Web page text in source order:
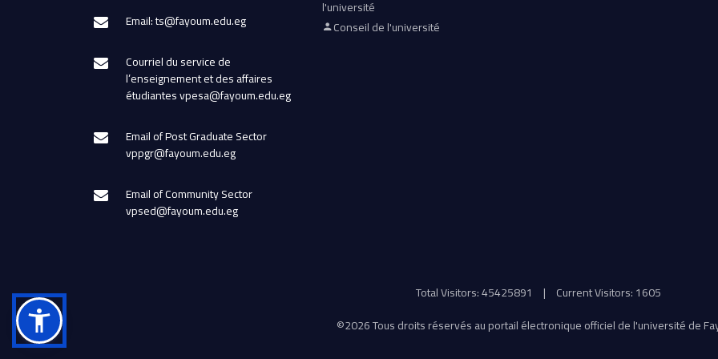
Email: ts@fayoum.edu.eg
Courriel du service de
l’enseignement et des affaires
étudiantes vpesa@fayoum.edu.eg
Email of Post Graduate Sector
vppgr@fayoum.edu.eg
Email of Community Sector
vpsed@fayoum.edu.eg
l'université
Conseil de l'université
Total Visitors: 45425891 | Current Visitors: 1605
©2026 Tous droits réservés au portail électronique officiel de l'université de